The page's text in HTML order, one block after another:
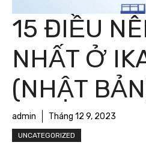
15 ĐIỀU
NHẤT Ở
(NHẬT
admin Tháng 12 9, 2023
UNCATEGORIZED